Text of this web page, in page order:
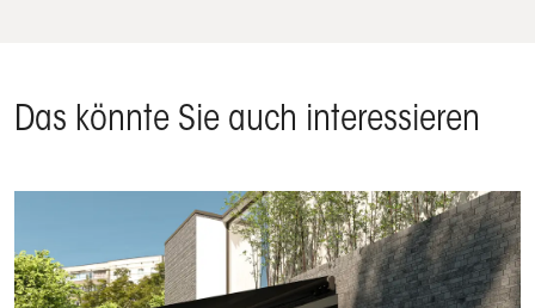
Das könnte Sie auch interessieren